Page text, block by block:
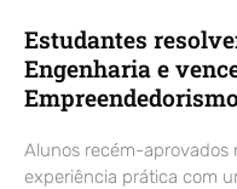
Estudantes
Engenharia e
Alunos recém-aprovados
experiência prática com